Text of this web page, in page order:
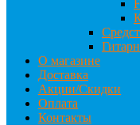
О магазине
Доставка
Акции/Скидки
Оплата
Контакты